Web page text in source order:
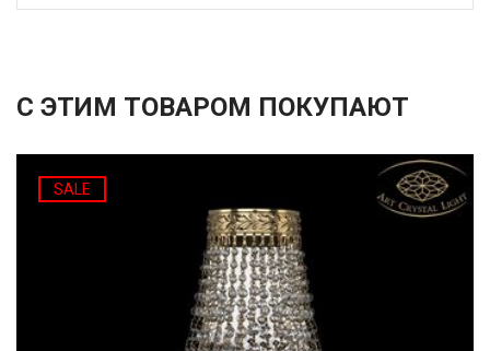
С ЭТИМ ТОВАРОМ ПОКУПАЮТ
SALE